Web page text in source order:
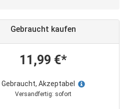
Gebraucht kaufen
11,99 €*
Gebraucht, Akzeptabel
Versandfertig: sofort